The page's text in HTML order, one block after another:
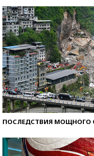
ПОСЛЕДСТВИЯ МОЩНОГО